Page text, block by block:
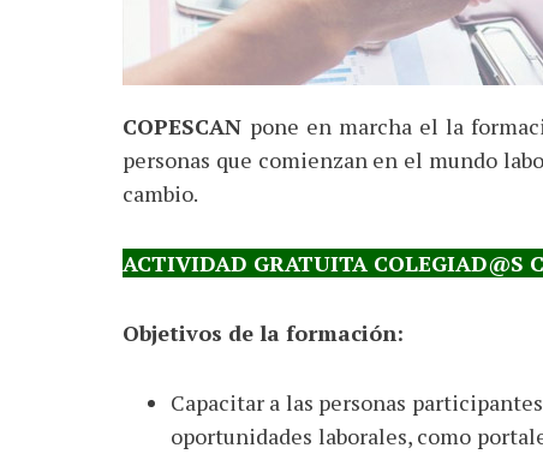
COPESCAN pone en marcha el la
personas que comienzan en el mundo
cambio.
ACTIVIDAD GRATUITA COLEGIAD@S
Objetivos de la formación:
Capacitar a las personas
oportunidades laborales, como